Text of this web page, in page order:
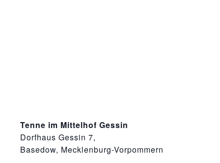
Tenne im Mittelhof Gessin
Dorfhaus Gessin 7,
Basedow, Mecklenburg-Vorpommern